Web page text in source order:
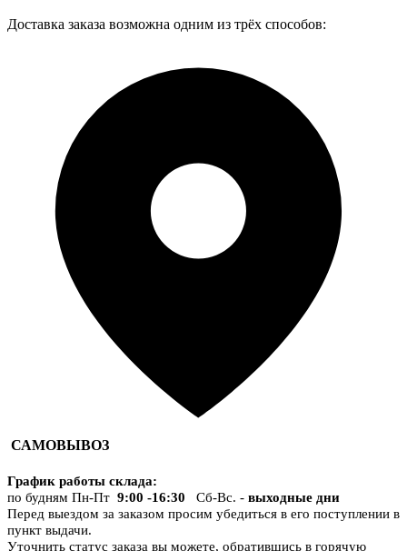
Доставка заказа возможна одним из трёх способов:
САМОВЫВОЗ
График работы склада:
по будням Пн-Пт 9:00 -16:30 Сб-Вс. - выходные дни
Перед выездом за заказом просим убедиться в его поступлении в
пункт выдачи.
Уточнить статус заказа вы можете, обратившись в горячую